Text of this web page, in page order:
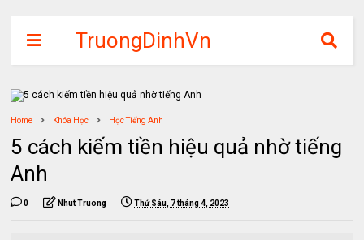
TruongDinhVn
Chia sẽ ebook,
các khóa học,
phần mềm học
tập miễn phí
Home Khóa Học Học Tiếng Anh
5 cách kiếm tiền hiệu quả nhờ tiếng
Anh
0 Nhut Truong Thứ Sáu, 7 tháng 4, 2023